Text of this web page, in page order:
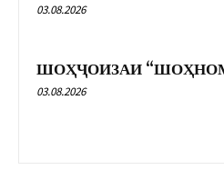
03.08.2026
ШОҲҶОИЗАИ
03.08.2026